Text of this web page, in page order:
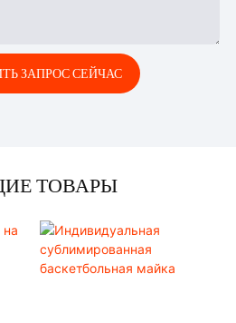
ЗАПРОС СЕЙЧАС
ТОВАРЫ